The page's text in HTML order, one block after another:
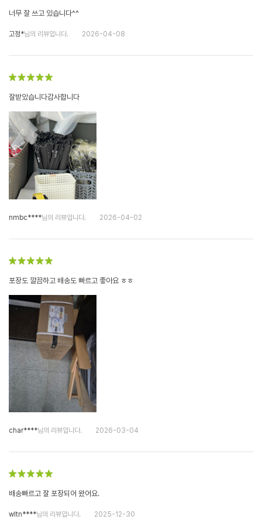
너무 잘 쓰고 있습니다^^
고정*님의 리뷰입니다. 2026-04-08
잘받았습니다감사합니다
nmbc****님의 리뷰입니다. 2026-04-02
포장도 깔끔하고 배송도 빠르고 좋아요 ㅎㅎ
char****님의 리뷰입니다. 2026-03-04
배송빠르고 잘 포장되어 왔어요.
wltn****님의 리뷰입니다. 2025-12-30